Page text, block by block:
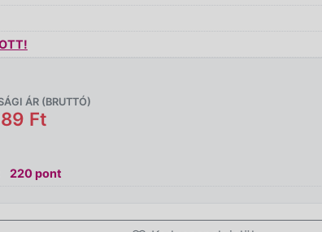
ÁR (BRUTTÓ)
Ft
220 pont